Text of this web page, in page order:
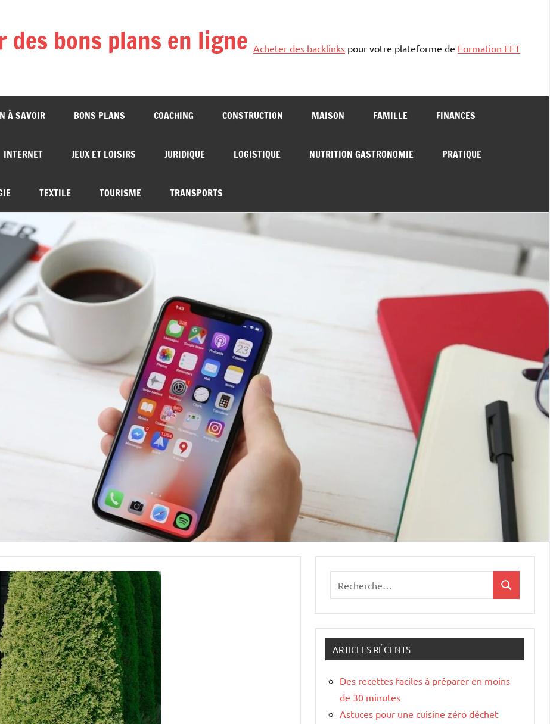
bons plans en ligne Acheter des backlinks pour votre plateforme de Formation EFT
À SAVOIR BONS PLANS COACHING CONSTRUCTION MAISON FAMILLE FINANCES
INTERNET JEUX ET LOISIRS JURIDIQUE LOGISTIQUE NUTRITION GASTRONOMIE PRATIQUE
TEXTILE TOURISME TRANSPORTS
pour
:
Recherche
ARTICLES RÉCENTS
Des recettes faciles à préparer en moins
de 30 minutes
Astuces pour une cuisine zéro déchet